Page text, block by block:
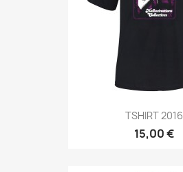
TSHIRT 2016
15,00 €